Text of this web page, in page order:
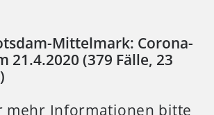
Mittelmark: Corona-
21.4.2020 (379 Fälle, 23
mehr Informationen bitte